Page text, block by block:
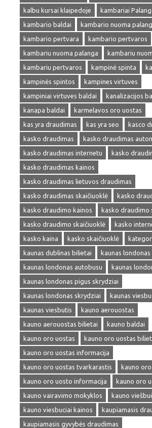
kalbu kursai klaipedoje
kambariai
kambario baldai
kambario nuoma
kambario pertvara
kambario pertvaros
kambariu nuoma palanga
kambariu
kambariu pertvaros
kampinė spinta
kampinės spintos
kampines virtuves
kampiniai virtuves baldai
kanalizacijos
kanapa baldai
karmelavos oro uostas
kas yra draudimas
kas yra seo
kasco
kasko draudimas
kasko draudimas
kasko draudimas internetu
kasko
kasko draudimas kainos
kasko draudimas lietuvos draudimas
kasko draudimas skaičiuoklė
kasko
kasko draudimo kainos
kasko draudimo
kasko draudimo skaičiuoklė
kasko
kasko kaina
kasko skaičiuoklė
kaunas dublinas bilietai
kaunas londonas
kaunas londonas autobusu
kaunas
kaunas londonas pigus skrydziai
kaunas londonas skrydziai
kaunas
kaunas viesbutis
kauno aerouostas
kauno aerouostas bilietai
kauno baldai
kauno oro uostas
kauno oro uostas
kauno oro uostas informacija
kauno oro uostas tvarkarastis
kauno
kauno oro uosto informacija
kauno oro
kauno vairavimo mokyklos
kauno
kauno viesbuciai kainos
kaupiamasis
kaupiamasis gyvybės draudimas